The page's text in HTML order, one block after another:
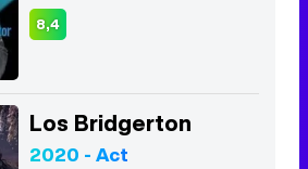
8,4
Los Bridgerton
2020 - Act